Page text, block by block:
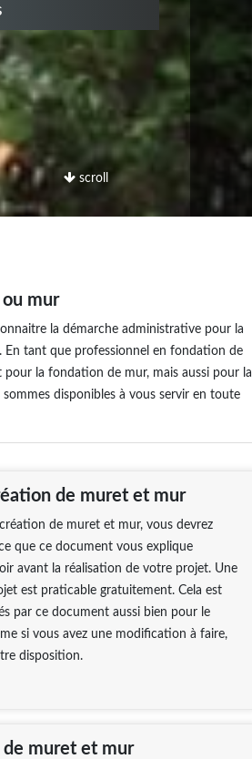
scroll
mur
la démarche administrative pour la
En tant que professionnel en fondation de
la fondation de mur, mais aussi pour la
disponibles à vous servir en toute
de muret et mur
de muret et mur, vous devrez
que ce document vous explique
avant la réalisation de votre projet. Une
est praticable gratuitement. Cela est
par ce document aussi bien pour le
si vous avez une modification à faire,
disposition.
de muret et mur